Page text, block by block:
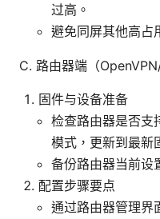
过高。
避免同屏其他高占
C. 路由器端（
固件与设备准备
检查路由器是否
模式，更新到最新
备份路由器当前设
配置步骤要点
通过路由器管理